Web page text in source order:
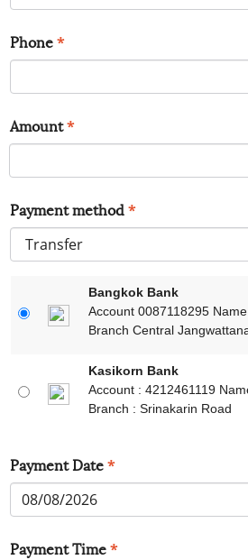
Phone*
Amount*
Payment method*
Bangkok Bank
Account 0087118295
Branch Central
Kasikorn Bank
Account : 4212461119
Branch : Srinakarin Road
Payment Date*
Payment Time*